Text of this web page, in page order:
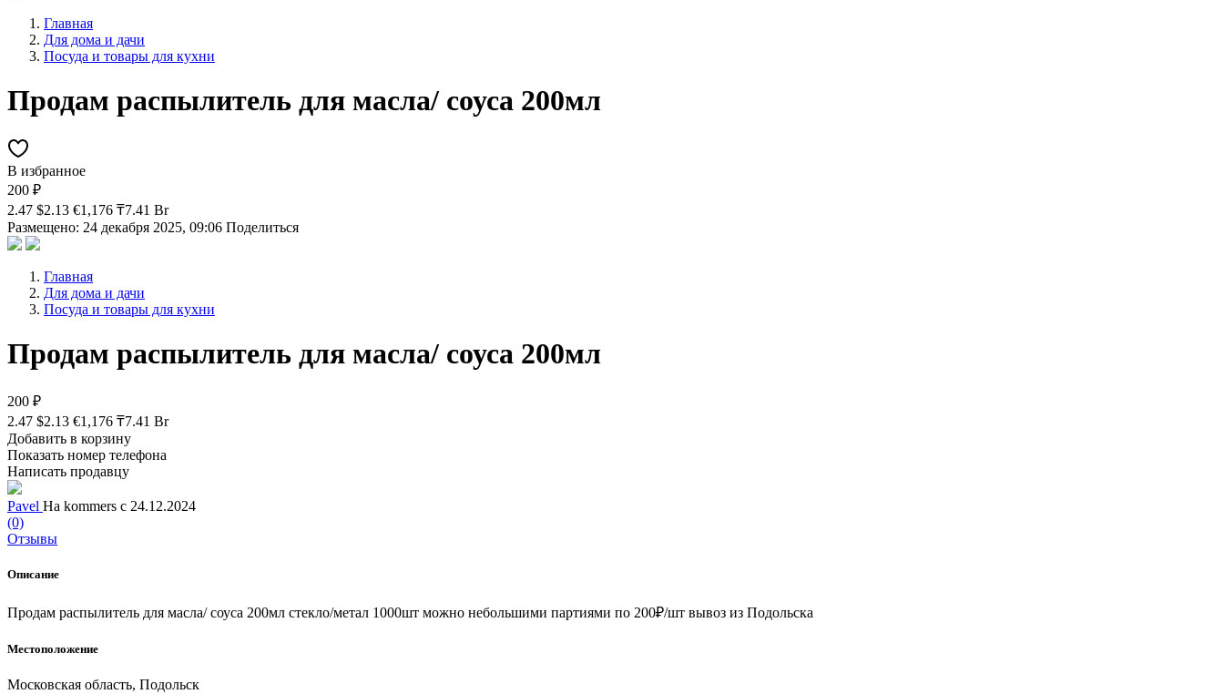
Главная
Для дома и дачи
Посуда и товары для кухни
Продам распылитель для масла/ соуса 200мл
В избранное
200 ₽
2.47 $2.13 €1,176 ₸7.41 Br
Размещено: 24 декабря 2025, 09:06 Поделиться
Главная
Для дома и дачи
Посуда и товары для кухни
Продам распылитель для масла/ соуса 200мл
200 ₽
2.47 $2.13 €1,176 ₸7.41 Br
Добавить в корзину
Показать номер телефона
Написать продавцу
Pavel На kommers с 24.12.2024
(0)
Отзывы
Описание
Продам распылитель для масла/ соуса 200мл стекло/метал 1000шт можно небольшими партиями по 200₽/шт вывоз из Подольска
Местоположение
Московская область, Подольск